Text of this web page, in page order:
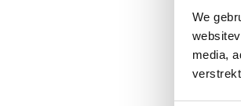
We
media,